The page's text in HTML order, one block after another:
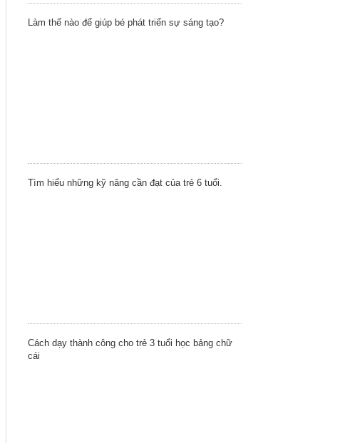
Làm thế nào để giúp bé phát triển sự sáng tạo?
Tìm hiểu những kỹ năng cần đạt của trẻ 6 tuổi.
Cách dạy thành công cho trẻ 3 tuổi học bảng chữ
cái